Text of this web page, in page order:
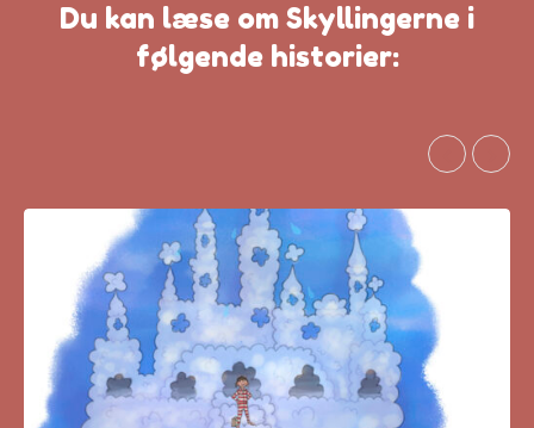
Du kan læse om Skyllingerne i
følgende historier: